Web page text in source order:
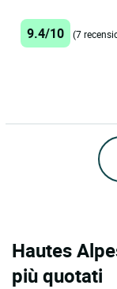
9.4/10 (7
Hautes
più quotati